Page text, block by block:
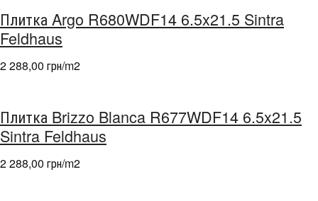
Плитка Argo R680WDF14 6.5x21.5 Sintra
Feldhaus
2 288,00 грн/m2
Плитка Brizzo Blanca R677WDF14 6.5x21.5
Sintra Feldhaus
2 288,00 грн/m2